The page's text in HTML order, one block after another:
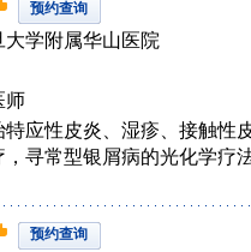
预约查询
大学附属华山医院
师
特应性皮炎、湿疹、接触性
寻常型银屑病的光化学疗
预约查询